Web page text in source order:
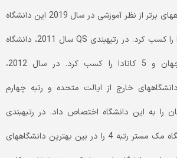
آورد. در رتبه­بندی دانشگاه­های برتر از نظر آموزشی در سال 2019 این دانشگاه
رتبه 77 جهان و 4 کانادا را کسب کرد. در رتبه­بندی QS سال 2011، دانشگاه
مک مستر رتبه 146 جهان و 5 کانادا را کسب کرد. در سال 2012،
NEWSWEEK رتبه 15 دانشگاه­های خارج از ایالت متحده و رتبه چهارم
را به این دانشگاه اختصاص داد. در رتبه­بندی
مکلین سال 2019، دانشگاه مک مستر رتبه 4 را در بین بهترین دانشگاه­های